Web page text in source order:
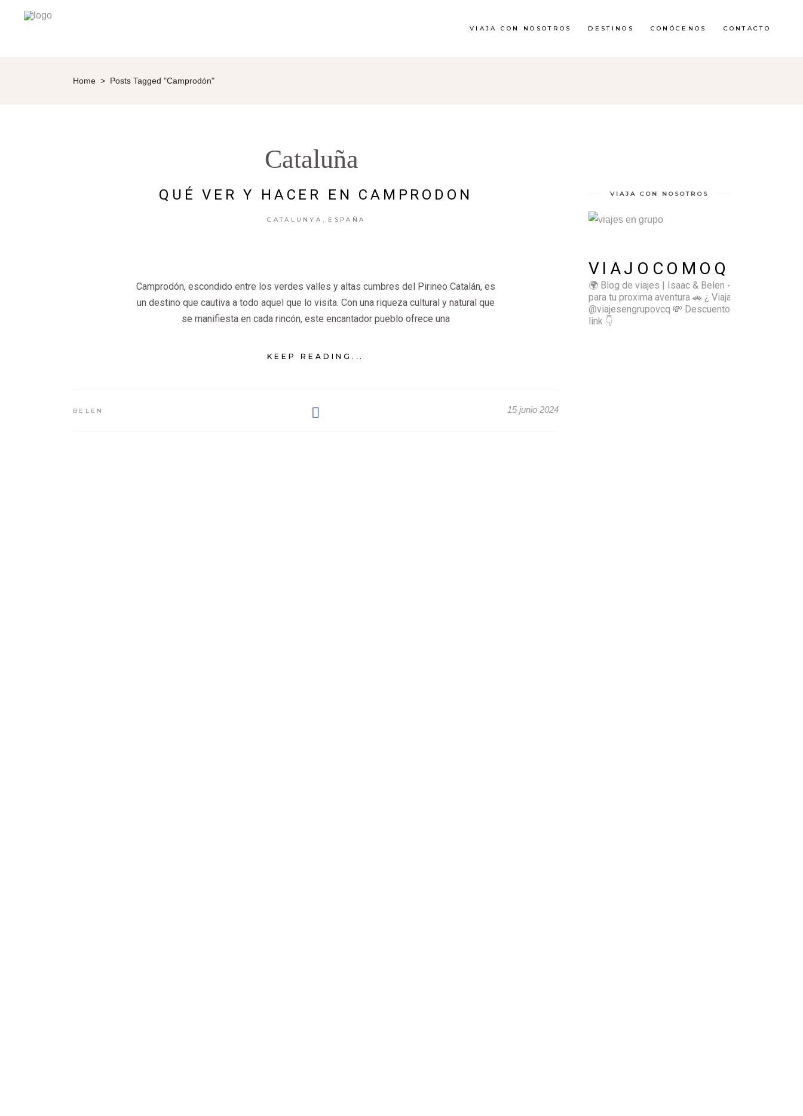
VIAJA CON NOSOTROS DESTINOS CONÓCENOS CONTACTO
Home > Posts Tagged "Camprodón"
Cataluña
QUÉ VER Y HACER EN CAMPRODON
CATALUNYA ESPAÑA
Camprodón, escondido entre los verdes valles y altas cumbres del Pirineo Catalán, es
un destino que cautiva a todo aquel que lo visita. Con una riqueza cultural y natural que
se manifiesta en cada rincón, este encantador pueblo ofrece una
KEEP READING...
BELEN 15 junio 2024
VIAJA CON NOSOTROS
VIAJOCOMOQUIERO
🌍 Blog de viajes | Isaac & Belen ✈️ Inspírate
para tu proxima aventura 🚗 ¿ Viajas sol@? 👉🏻
@viajesengrupovcq 💸 Descuentos y tips en el
link 👇